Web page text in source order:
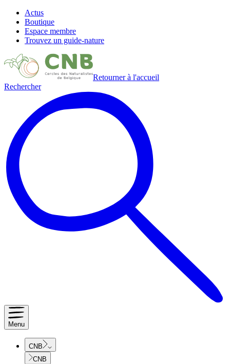
Actus
Boutique
Espace membre
Trouvez un guide-nature
Retourner à l'accueil
Rechercher
Menu
CNB
CNB